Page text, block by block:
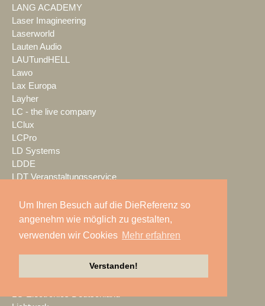
Um Ihren Besuch auf die DieReferenz so
angenehm wie möglich zu gestalten,
verwenden wir Cookies Mehr erfahren
Verstanden!
LANG ACADEMY
Laser Imagineering
Laserworld
Lauten Audio
LAUTundHELL
Lawo
Lax Europa
Layher
LC - the live company
LClux
LCPro
LD Systems
LDDE
LDT Veranstaltungsservice
Lectrosonics
LEDBlade
Leu Sound